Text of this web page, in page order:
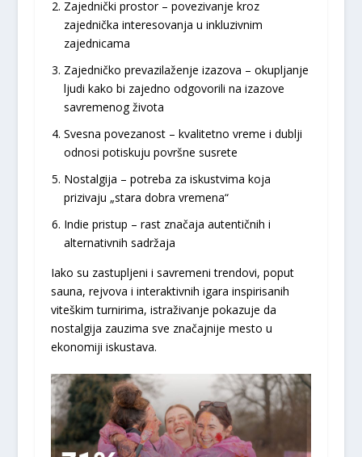
Zajednički prostor – povezivanje kroz
zajednička interesovanja u inkluzivnim
zajednicama
Zajedničko prevazilaženje izazova – okupljanje
ljudi kako bi zajedno odgovorili na izazove
savremenog života
Svesna povezanost – kvalitetno vreme i dublji
odnosi potiskuju površne susrete
Nostalgija – potreba za iskustvima koja
prizivaju „stara dobra vremena“
Indie pristup – rast značaja autentičnih i
alternativnih sadržaja
Iako su zastupljeni i savremeni trendovi, poput
sauna, rejvova i interaktivnih igara inspirisanih
viteškim turnirima, istraživanje pokazuje da
nostalgija zauzima sve značajnije mesto u
ekonomiji iskustava.